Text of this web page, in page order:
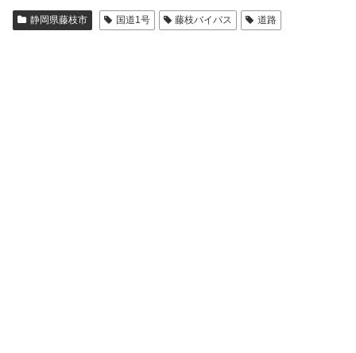
静岡県藤枝市 国道1号 藤枝バイパス 道路